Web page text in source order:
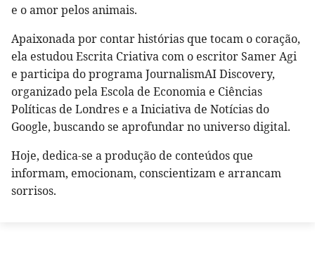
e o amor pelos animais.
Apaixonada por contar histórias que tocam o coração,
ela estudou Escrita Criativa com o escritor Samer Agi
e participa do programa JournalismAI Discovery,
organizado pela Escola de Economia e Ciências
Políticas de Londres e a Iniciativa de Notícias do
Google, buscando se aprofundar no universo digital.
Hoje, dedica-se a produção de conteúdos que
informam, emocionam, conscientizam e arrancam
sorrisos.